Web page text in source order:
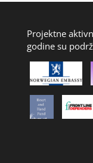
Projektne
godine su